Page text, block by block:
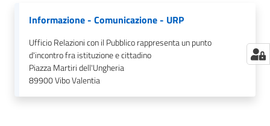
Informazione - Comunicazione - URP
Ufficio Relazioni con il Pubblico rappresenta un punto
d'incontro fra istituzione e cittadino
Piazza Martiri dell'Ungheria
89900Vibo Valentia